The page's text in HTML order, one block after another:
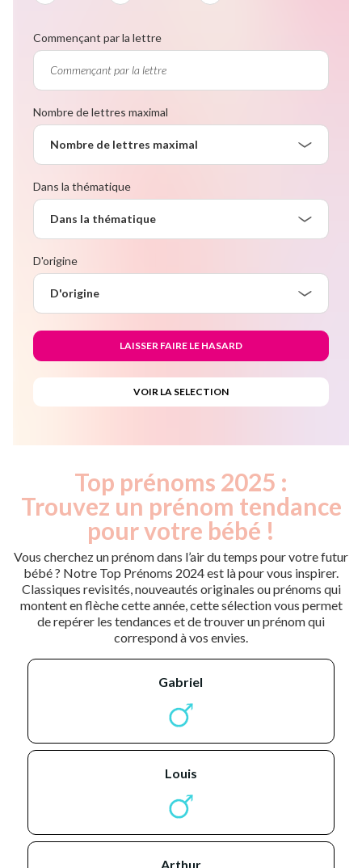
Commençant par la lettre
Nombre de lettres maximal
Nombre de lettres maximal
Dans la thématique
Dans la thématique
D'origine
D'origine
Top prénoms 2025 :
Trouvez un prénom tendance
pour votre bébé !
Vous cherchez un prénom dans l’air du temps pour votre futur
bébé ? Notre Top Prénoms 2024 est là pour vous inspirer.
Classiques revisités, nouveautés originales ou prénoms qui
montent en flèche cette année, cette sélection vous permet
de repérer les tendances et de trouver un prénom qui
correspond à vos envies.
gabriel
louis
arthur